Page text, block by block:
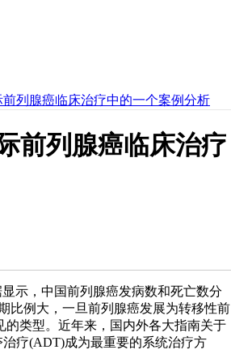
列腺癌临床治疗中的一个案例分析
前列腺癌临床治疗
示，中国前列腺癌发病数和死亡数分
比例大，一旦前列腺癌发展为转移性前
的类型。近年来，国内外各大指南关于
疗(ADT)成为最重要的系统治疗方